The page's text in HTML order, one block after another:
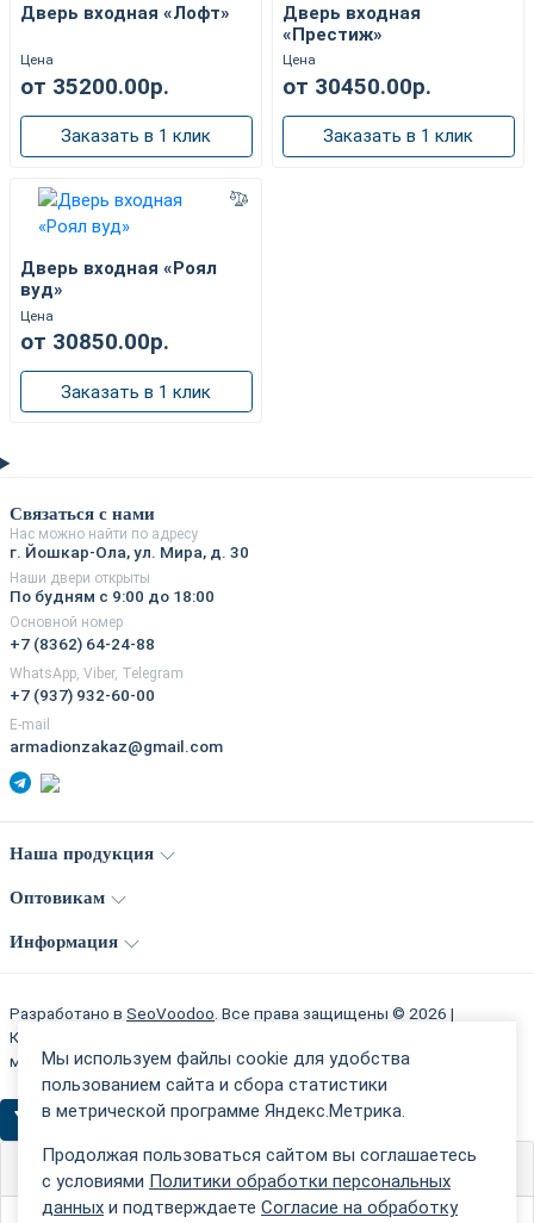
Дверь входная «Лофт»
Цена
от 35200.00р.
Заказать в 1 клик
Дверь входная
«Престиж»
Цена
от 30450.00р.
Заказать в 1 клик
Дверь входная «Роял
вуд»
Цена
от 30850.00р.
Заказать в 1 клик
Связаться с нами
Нас можно найти по адресу
г. Йошкар-Ола, ул. Мира, д. 30
Наши двери открыты
По будням с 9:00 до 18:00
Основной номер
+7 (8362) 64-24-88
WhatsApp, Viber, Telegram
+7 (937) 932-60-00
E-mail
armadionzakaz@gmail.com
Наша продукция
Оптовикам
Информация
Разработано в SeoVoodoo . Все права защищены © 2026 |
Компания "Армадион" - производитель надежных входных
металлических дваерей в г Йошкар-Ола.
Мы используем файлы cookie для удобства
пользованием сайта и сбора статистики
в метрической программе Яндекс.Метрика.
Продолжая пользоваться сайтом вы соглашаетесь
с условиями Политики обработки персональных
данных и подтверждаете Согласие на обработку
Параметры